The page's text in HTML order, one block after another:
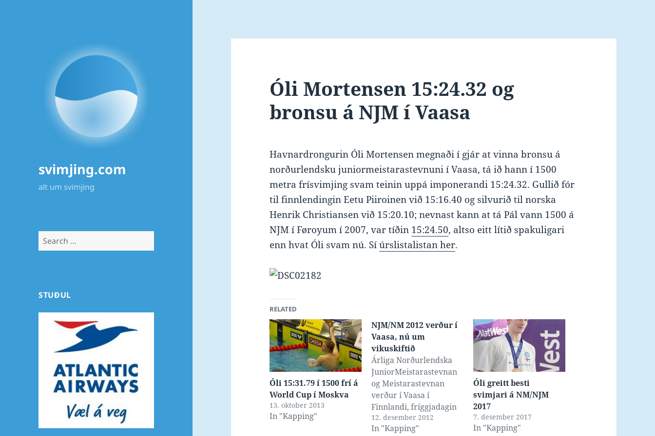
svimjing.com
alt um svimjing
Search
for:
STUÐUL
Óli Mortensen 15:24.32 og
bronsu á NJM í Vaasa
Havnardrongurin Óli Mortensen megnaði í gjár at vinna bronsu á
norðurlendsku juniormeistarastevnuni í Vaasa, tá ið hann í 1500
metra frísvimjing svam teinin uppá imponerandi 15:24.32. Gullið fór
til finnlendingin Eetu Piiroinen við 15:16.40 og silvurið til norska
Henrik Christiansen við 15:20.10; nevnast kann at tá Pál vann 1500 á
NJM í Føroyum í 2007, var tíðin 15:24.50, altso eitt lítið spakuligari
enn hvat Óli svam nú. Síúrslistalistan her.
RELATED
Óli 15:31.79 í 1500 frí á
World Cup í Moskva
13. oktober 2013
In "Kapping"
NJM/NM 2012 verður í
Vaasa, nú um
vikuskiftið
Árliga Norðurlendska
JuniorMeistarastevnan
og Meistarastevnan
verður í Vaasa í
Finnlandi, fríggjadagin
14. desember til og við
sunnudagin 16.
12. desember 2012
In "Kapping"
Óli greitt besti
svimjari á NM/NJM
2017
7. desember 2017
In "Kapping"